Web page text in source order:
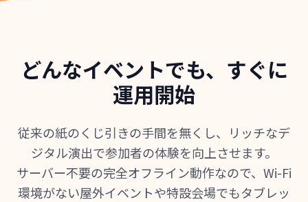
どんなイベントでも、すぐに
運用開始
従来の紙のくじ引きの手間を無くし、リッチなデ
ジタル演出で参加者の体験を向上させます。
サーバー不要の完全オフライン動作なので、Wi-Fi
環境がない屋外イベントや特設会場でもタブレッ